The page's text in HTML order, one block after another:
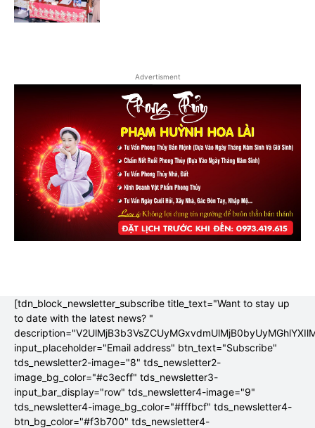
Advertisment
[tdn_block_newsletter_subscribe title_text="Want to stay up
to date with the latest news? "
input_placeholder="Email address" btn_text="Subscribe"
tds_newsletter2-image="8" tds_newsletter2-
image_bg_color="#c3ecff" tds_newsletter3-
input_bar_display="row" tds_newsletter4-image="9"
tds_newsletter4-image_bg_color="#fffbcf" tds_newsletter4-
btn_bg_color="#f3b700" tds_newsletter4-